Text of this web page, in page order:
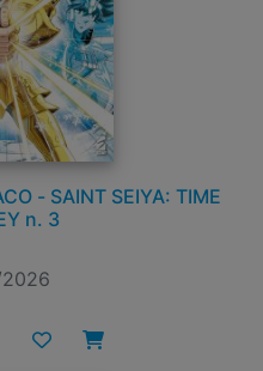
- SAINT SEIYA: TIME
n. 3